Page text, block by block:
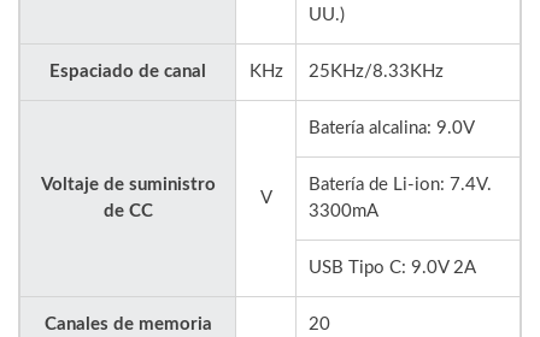
UU.)
Espaciado de canal KHz 25KHz/8.33KHz
Voltaje de suministro
de CC
V
Batería alcalina: 9.0V
Batería de Li-ion: 7.4V.
3300mA
USB Tipo C: 9.0V 2A
Canales de memoria 20